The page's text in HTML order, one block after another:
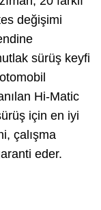
değişimi
sürüş keyfi
Hi-Matic
için en iyi
çalışma
eder.